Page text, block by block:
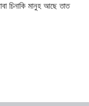
চিনাকি মানুহ আছে তাত